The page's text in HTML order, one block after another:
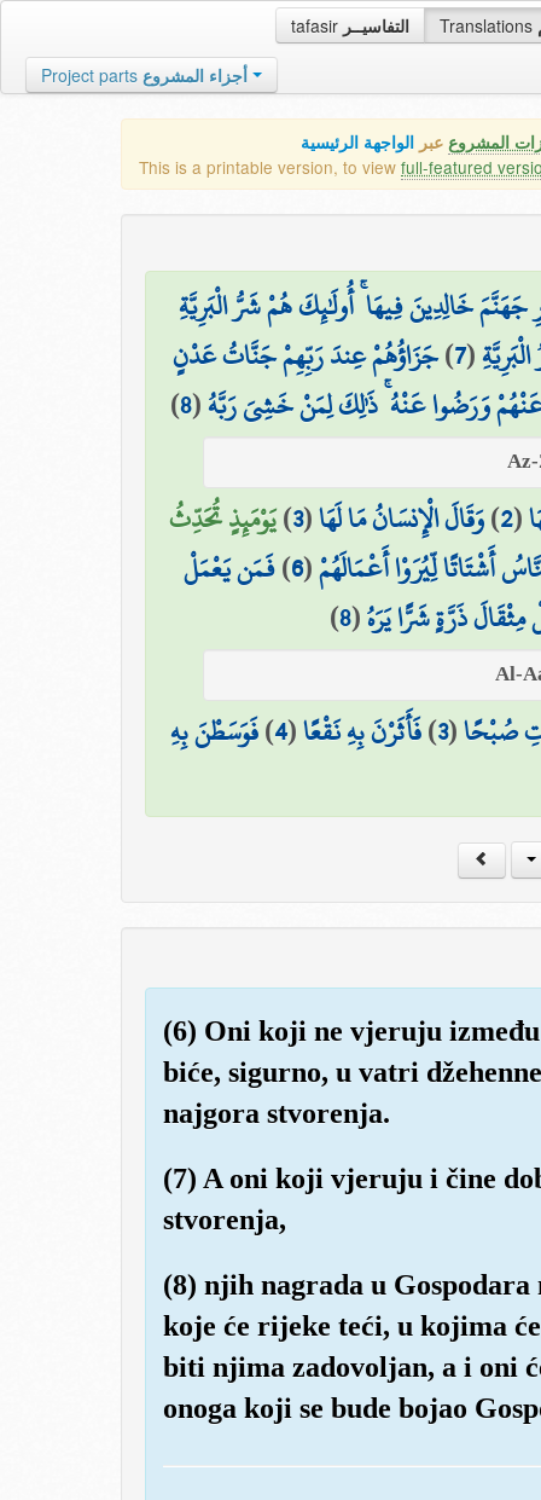
tafasir التفاسيــر Translations
Project parts أجزاء المشروع
المشروع عبر الواجهة الرئيسية
This is a printable version, to view full-featured
خَالِدِينَ فِيهَا ۚ أُولَٰئِكَ هُمْ شَرُّ الْبَرِيَّةِ
(
7
)جَزَاؤُهُمْ عِندَ رَبِّهِمْ جَنَّاتُ عَدْنٍ
عَنْهُمْ وَرَضُوا عَنْهُ ۚ ذَٰلِكَ لِمَنْ خَشِيَ رَبَّهُ(
8
)
(
2
)وَقَالَ الْإِنسَانُ مَا لَهَا(
3
)يَوْمَئِذٍ تُحَدِّثُ
أَشْتَاتًا لِّيُرَوْا أَعْمَالَهُمْ(
6
)فَمَن يَعْمَلْ
ذَرَّةٍ شَرًّا يَرَهُ(
8
)
صُبْحًا(
3
)فَأَثَرْنَ بِهِ نَقْعًا(
4
)فَوَسَطْنَ بِهِ
(6) Oni koji ne vjeruju
biće, sigurno, u vatri
najgora stvorenja.
(7) A oni koji vjeruju i čine
stvorenja,
(8) njih nagrada u
koje će rijeke teći, u kojima
biti njima zadovoljan, a i oni
onoga koji se bude bojao